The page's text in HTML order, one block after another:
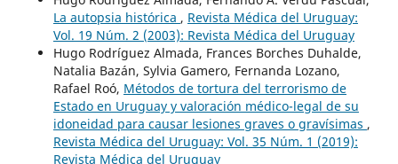
La autopsia histórica , Revista Médica del Uruguay:
Vol. 19 Núm. 2 (2003): Revista Médica del Uruguay
Hugo Rodríguez Almada, Frances Borches Duhalde,
Natalia Bazán, Sylvia Gamero, Fernanda Lozano,
Rafael Roó, Métodos de tortura del terrorismo de
Estado en Uruguay y valoración médico-legal de su
idoneidad para causar lesiones graves o gravísimas ,
Revista Médica del Uruguay: Vol. 35 Núm. 1 (2019):
Revista Médica del Uruguay